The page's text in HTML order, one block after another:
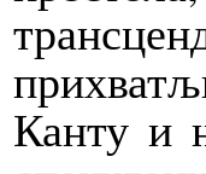
Канту и